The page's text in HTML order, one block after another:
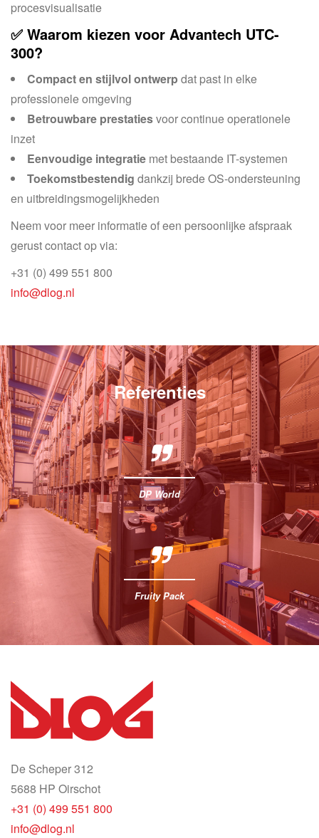
procesvisualisatie
✅ Waarom kiezen voor Advantech UTC-
300?
Compact en stijlvol ontwerp dat past in elke
professionele omgeving
Betrouwbare prestatiesvoor continue operationele
inzet
Eenvoudige integratie met bestaande IT-systemen
Toekomstbestendig dankzij brede OS-ondersteuning
en uitbreidingsmogelijkheden
Neem voor meer informatie of een persoonlijke afspraak
gerust contact op via:
+31 (0) 499 551 800
info@dlog.nl
Referenties
DP World
Fruity Pack
De Scheper 312
5688 HP Oirschot
+31 (0) 499 551 800
info@dlog.nl